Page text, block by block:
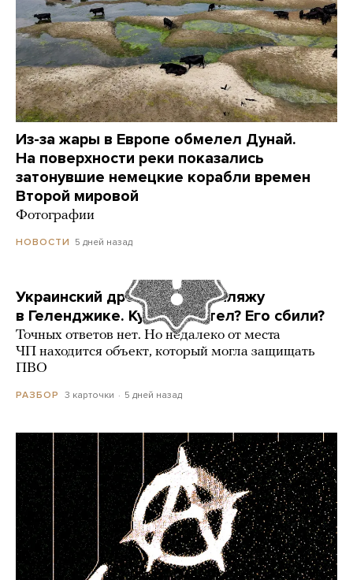
Из-за жары в Европе обмелел Дунай.
На поверхности реки показались
затонувшие немецкие корабли времен
Второй мировой
Фотографии
НОВОСТИ 5 дней назад
Украинский дрон попал по пляжу
в Геленджике. Куда он летел? Его сбили?
Точных ответов нет. Но недалеко от места
ЧП находится объект, который могла защищать
ПВО
РАЗБОР 3 карточки 5 дней назад